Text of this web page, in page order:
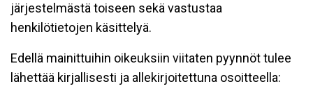
järjestelmästä toiseen sekä vastustaa
henkilötietojen käsittelyä.
Edellä mainittuihin oikeuksiin viitaten pyynnöt tulee
lähettää kirjallisesti ja allekirjoitettuna osoitteella: